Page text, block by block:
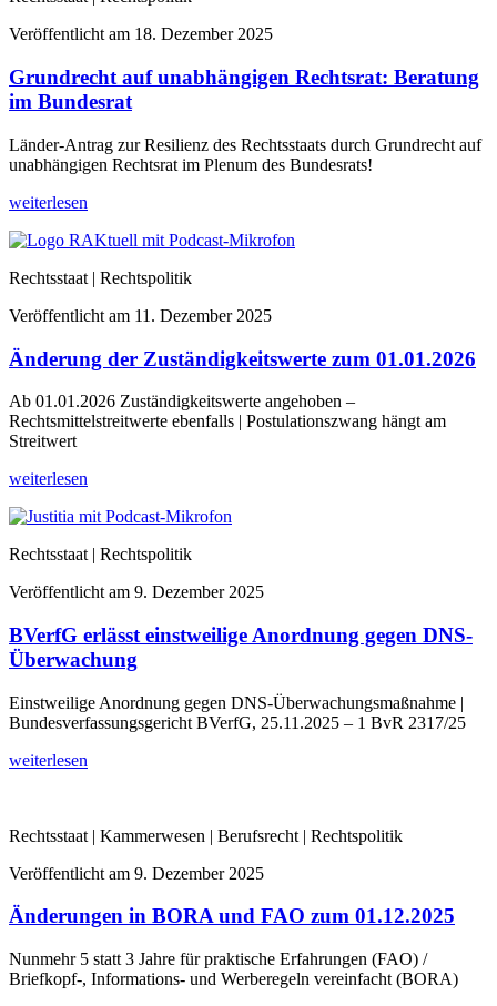
Veröffentlicht am 18. Dezember 2025
Grundrecht auf unabhängigen Rechtsrat: Beratung
im Bundesrat
Länder-Antrag zur Resilienz des Rechtsstaats durch Grundrecht auf
unabhängigen Rechtsrat im Plenum des Bundesrats!
weiterlesen
Rechtsstaat | Rechtspolitik
Veröffentlicht am 11. Dezember 2025
Änderung der Zuständigkeitswerte zum 01.01.2026
Ab 01.01.2026 Zuständigkeitswerte angehoben –
Rechtsmittelstreitwerte ebenfalls | Postulationszwang hängt am
Streitwert
weiterlesen
Rechtsstaat | Rechtspolitik
Veröffentlicht am 9. Dezember 2025
BVerfG erlässt einstweilige Anordnung gegen DNS-
Überwachung
Einstweilige Anordnung gegen DNS-Überwachungsmaßnahme |
Bundesverfassungsgericht BVerfG, 25.11.2025 – 1 BvR 2317/25
weiterlesen
Rechtsstaat | Kammerwesen | Berufsrecht | Rechtspolitik
Veröffentlicht am 9. Dezember 2025
Änderungen in BORA und FAO zum 01.12.2025
Nunmehr 5 statt 3 Jahre für praktische Erfahrungen (FAO) /
Briefkopf-, Informations- und Werberegeln vereinfacht (BORA)